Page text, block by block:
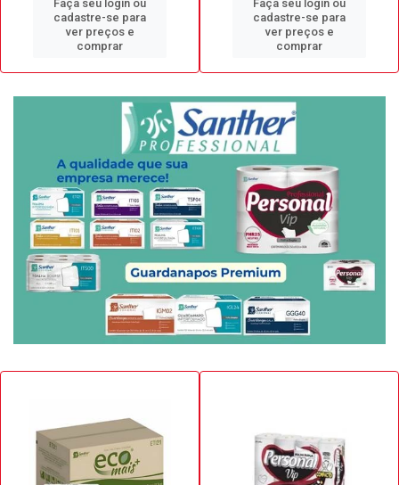
Faça seu login ou
cadastre-se para
ver preços e
comprar
Faça seu login ou
cadastre-se para
ver preços e
comprar